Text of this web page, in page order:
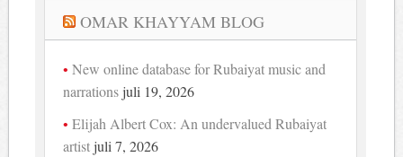
OMAR KHAYYAM BLOG
New online database for Rubaiyat music and
narrations juli 19, 2026
Elijah Albert Cox: An undervalued Rubaiyat
artist juli 7, 2026